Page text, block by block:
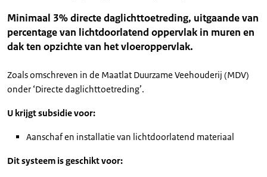
Minimaal 3% directe daglichttoetreding, uitgaande van
percentage van lichtdoorlatend oppervlak in muren en
dak ten opzichte van het vloeroppervlak.
Zoals omschreven in de Maatlat Duurzame Veehouderij (MDV)
onder ‘Directe daglichttoetreding’.
U krijgt subsidie voor:
Aanschaf en installatie van lichtdoorlatend materiaal
Dit systeem is geschikt voor: